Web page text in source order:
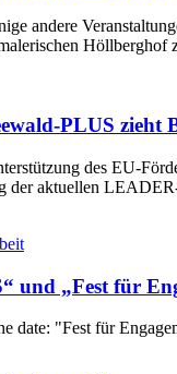
andere
Höllberghof
PLUS zieht
des EU-
der aktuellen
und „Fest für
date: "Fest für